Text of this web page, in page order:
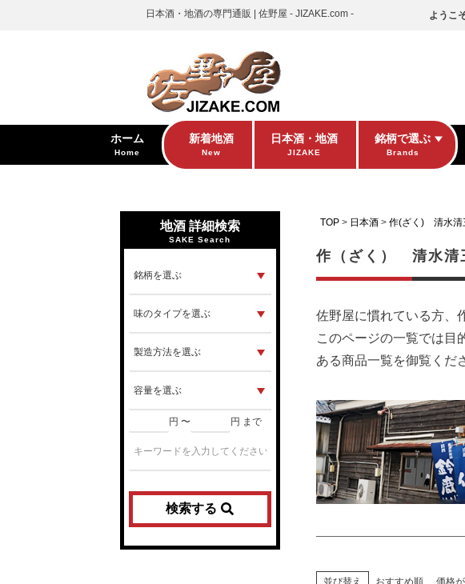
日本酒・地酒の専門通販 | 佐野屋 - JIZAKE.com - ようこ
ホーム
Home
新着地酒
New
日本酒・地酒
JIZAKE
銘柄で選ぶ
Brands
地酒 詳細検索
SAKE Search
円 〜 円 まで
検索する
TOP 日本酒 作(ざく) 清水清
作（ざく） 清水
佐野屋に慣れている方、
このページの一覧では目
ある商品一覧を御覧くだ